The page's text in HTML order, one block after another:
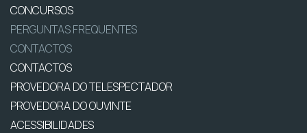
CONCURSOS
PERGUNTAS FREQUENTES
CONTACTOS
CONTACTOS
PROVEDORA DO TELESPECTADOR
PROVEDORA DO OUVINTE
ACESSIBILIDADES